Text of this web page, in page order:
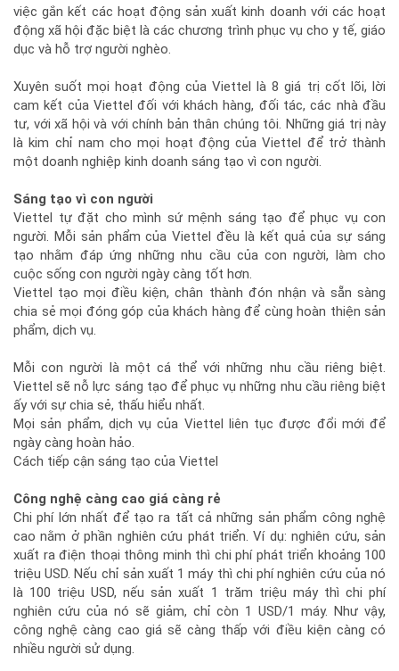
việc gắn kết các hoạt động sản xuất kinh doanh với các hoạt
động xã hội đặc biệt là các chương trình phục vụ cho y tế, giáo
dục và hỗ trợ người nghèo.
Xuyên suốt mọi hoạt động của Viettel là 8 giá trị cốt lõi, lời
cam kết của Viettel đối với khách hàng, đối tác, các nhà đầu
tư, với xã hội và với chính bản thân chúng tôi. Những giá trị này
là kim chỉ nam cho mọi hoạt động của Viettel để trở thành
một doanh nghiệp kinh doanh sáng tạo vì con người.
Sáng tạo vì con người
Viettel tự đặt cho mình sứ mệnh sáng tạo để phục vụ con
người. Mỗi sản phẩm của Viettel đều là kết quả của sự sáng
tạo nhằm đáp ứng những nhu cầu của con người, làm cho
cuộc sống con người ngày càng tốt hơn.
Viettel tạo mọi điều kiện, chân thành đón nhận và sẵn sàng
chia sẻ mọi đóng góp của khách hàng để cùng hoàn thiện sản
phẩm, dịch vụ.
Mỗi con người là một cá thể với những nhu cầu riêng biệt.
Viettel sẽ nỗ lực sáng tạo để phục vụ những nhu cầu riêng biệt
ấy với sự chia sẻ, thấu hiểu nhất.
Mọi sản phẩm, dịch vụ của Viettel liên tục được đổi mới để
ngày càng hoàn hảo.
Cách tiếp cận sáng tạo của Viettel
Công nghệ càng cao giá càng rẻ
Chi phí lớn nhất để tạo ra tất cả những sản phẩm công nghệ
cao nằm ở phần nghiên cứu phát triển. Ví dụ: nghiên cứu, sản
xuất ra điện thoại thông minh thì chi phí phát triển khoảng 100
triệu USD. Nếu chỉ sản xuất 1 máy thì chi phí nghiên cứu của nó
là 100 triệu USD, nếu sản xuất 1 trăm triệu máy thì chi phí
nghiên cứu của nó sẽ giảm, chỉ còn 1 USD/1 máy. Như vậy,
công nghệ càng cao giá sẽ càng thấp với điều kiện càng có
nhiều người sử dụng.